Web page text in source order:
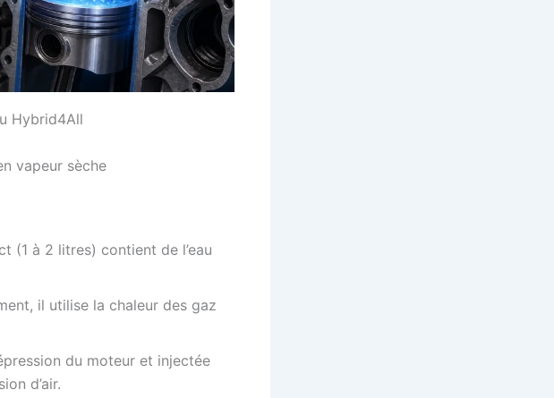
vapeur sèche
(1 à 2 litres) contient de l’eau
il utilise la chaleur des gaz
du moteur et injectée
d’air.